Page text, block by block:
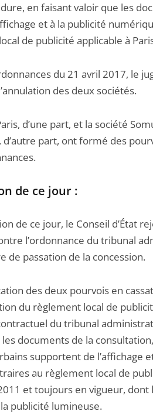
en faisant valoir que les
et à la publicité
de publicité applicable à
du 21 avril 2017, le
des deux sociétés.
d’une part, et la société
d’autre part, ont formé des
de ce jour :
de ce jour, le Conseil d’État
l’ordonnance du tribunal
de passation de la concession.
des deux pourvois en
du règlement local de
du tribunal
documents de la
supportent de l’affichage
au règlement local de
et toujours en vigueur, dont
publicité lumineuse.